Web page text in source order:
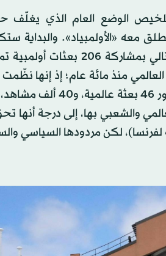
الوضع العام الذي يغلّف
معه «الأولمبياد». والبداية
الاستثنائي ليل الجمعة ــ السبت، ثم انطلاق
هذا الحدث العالمي منذ مائة عام؛ إذ
في تاريخها عام 1924، بدءاً من
والشعبي بها، إلى درجة أنها
العالية (6.5 مليار يورو بالنسبة لفرنسا)، لكن